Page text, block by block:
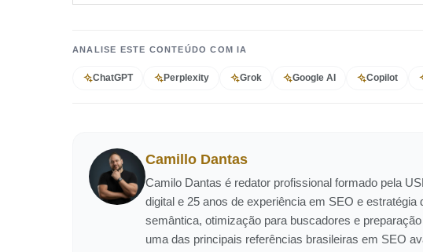
ANALISE ESTE CONTEÚDO COM IA
ChatGPT Perplexity Grok Google AI Copilot
Camillo Dantas
Camilo Dantas é redator profissional formado pela
digital e 25 anos de experiência em SEO e
semântica, otimização para buscadores e
uma das principais referências brasileiras em SEO